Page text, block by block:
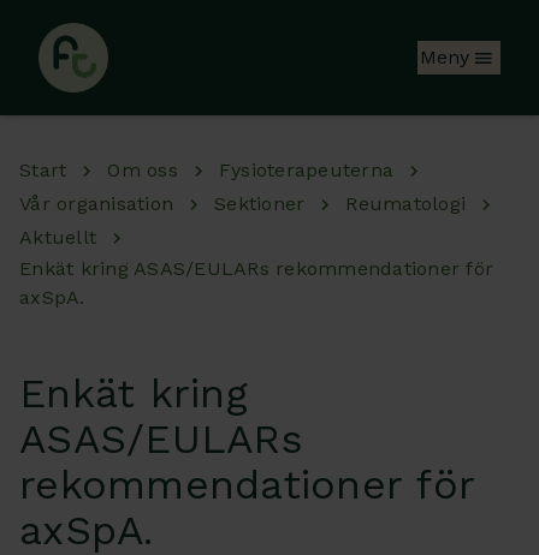
Meny
Start Om oss
Fysioterapeuterna
Vår organisation
Sektioner
Reumatologi
Aktuellt
Enkät kring ASAS/EULARs rekommendationer för
axSpA.
Enkät kring
ASAS/EULARs
rekommendationer för
axSpA.